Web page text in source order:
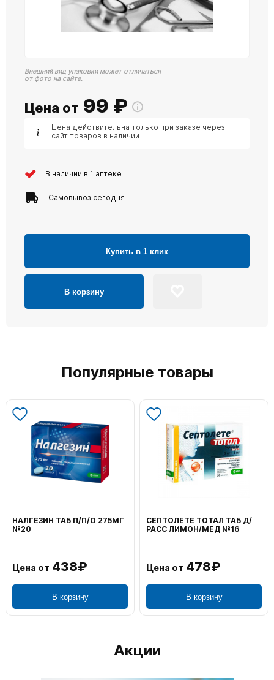
Внешний вид упаковки может отличаться
от фото на сайте.
Цена от 99 ₽
Цена действительна только при заказе через
сайт товаров в наличии
В наличии в 1 аптеке
Самовывоз сегодня
Купить в 1 клик
В корзину
Популярные товары
НАЛГЕЗИН ТАБ П/П/О 275МГ
№20
Цена от 438₽
В корзину
СЕПТОЛЕТЕ ТОТАЛ ТАБ Д/
РАСС ЛИМОН/МЕД №16
Цена от 478₽
В корзину
Акции